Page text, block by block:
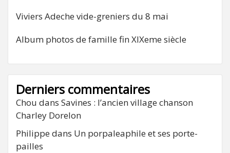
Viviers Adeche vide-greniers du 8 mai
Album photos de famille fin XIXeme siècle
Derniers commentaires
Chou dans Savines : l’ancien village chanson
Charley Dorelon
Philippe dans Un porpaleaphile et ses porte-
pailles